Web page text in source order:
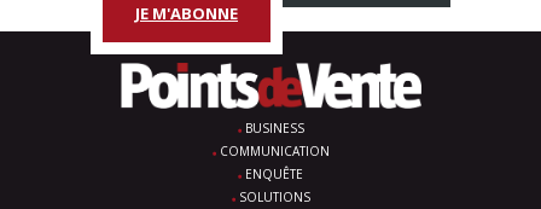
JE M'ABONNE
BUSINESS
COMMUNICATION
ENQUÊTE
SOLUTIONS